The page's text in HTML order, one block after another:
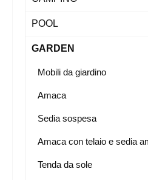
POOL
GARDEN
Mobili da giardino
Amaca
Sedia sospesa
Amaca con telaio e sedia
Tenda da sole